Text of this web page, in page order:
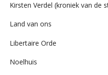
Kirsten Verdel (kroniek van de
Land van ons
Libertaire Orde
Noelhuis